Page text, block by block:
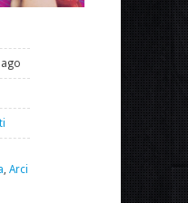
, Arci